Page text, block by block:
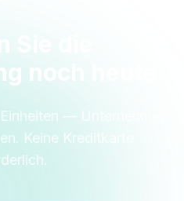
noch heute
— Unternehmen
Keine Kreditkarte